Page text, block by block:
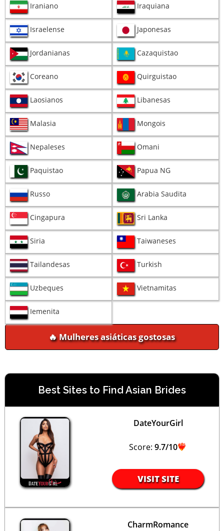
Iraniano Iraquiana
Israelense Japonesas
Jordanianas Cazaquistao
Coreano Quirguistao
Laosianos Libanesas
Malasia Mongois
Nepaleses Omani
Paquistao Papua NG
Russo Arabia Saudita
Cingapura Sri Lanka
Siria Taiwaneses
Tailandesas Turkish
Uzbeques Vietnamitas
Iemenita
🔥 Mulheres asiáticas gostosas
Best Sites to Find Asian Brides
DateYourGirl
Score: 9.7/10
VISIT SITE
CharmRomance